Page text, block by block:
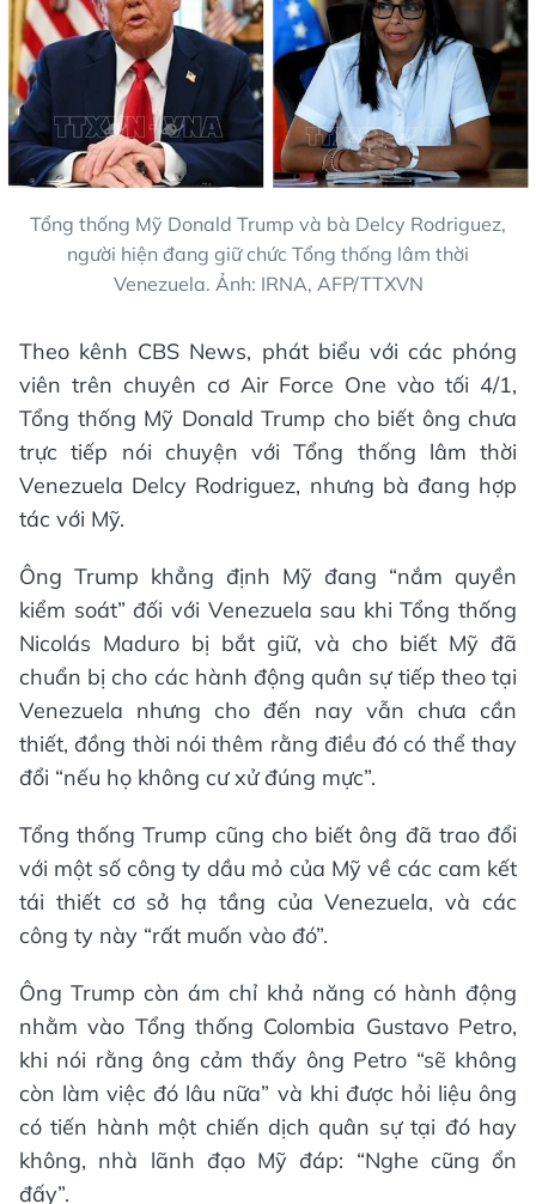
Tổng thống Mỹ Donald Trump và bà Delcy Rodriguez,
người hiện đang giữ chức Tổng thống lâm thời
Venezuela. Ảnh: IRNA, AFP/TTXVN
Theo kênh CBS News, phát biểu với các phóng
viên trên chuyên cơ Air Force One vào tối 4/1,
Tổng thống Mỹ Donald Trump cho biết ông chưa
trực tiếp nói chuyện với Tổng thống lâm thời
Venezuela Delcy Rodriguez, nhưng bà đang hợp
tác với Mỹ.
Ông Trump khẳng định Mỹ đang “nắm quyền
kiểm soát” đối với Venezuela sau khi Tổng thống
Nicolás Maduro bị bắt giữ, và cho biết Mỹ đã
chuẩn bị cho các hành động quân sự tiếp theo tại
Venezuela nhưng cho đến nay vẫn chưa cần
thiết, đồng thời nói thêm rằng điều đó có thể thay
đổi “nếu họ không cư xử đúng mực”.
Tổng thống Trump cũng cho biết ông đã trao đổi
với một số công ty dầu mỏ của Mỹ về các cam kết
tái thiết cơ sở hạ tầng của Venezuela, và các
công ty này “rất muốn vào đó”.
Ông Trump còn ám chỉ khả năng có hành động
nhằm vào Tổng thống Colombia Gustavo Petro,
khi nói rằng ông cảm thấy ông Petro “sẽ không
còn làm việc đó lâu nữa” và khi được hỏi liệu ông
có tiến hành một chiến dịch quân sự tại đó hay
không, nhà lãnh đạo Mỹ đáp: “Nghe cũng ổn
đấy”.